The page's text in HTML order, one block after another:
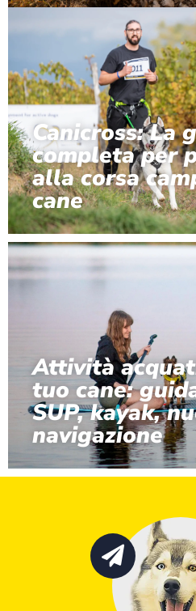
Canicross: La
completa per
alla corsa
cane
Attività
tuo cane:
SUP, kayak,
navigazione